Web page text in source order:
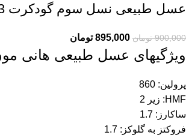
عسل طبیعی نسل سوم گودکرت UHF3
900,000 تومان 895,000 تومان
ویژگیهای عسل طبیعی هانی
پرولین: 860
HMF: زیر 2
ساکارز: 1.7
فروکتز به گلوکز: 1.7